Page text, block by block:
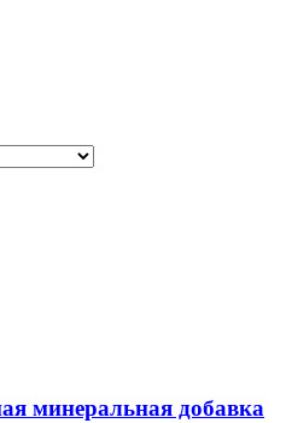
минеральная добавка